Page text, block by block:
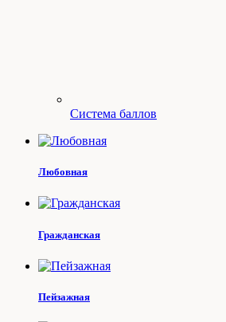
Система баллов
Любовная
Гражданская
Пейзажная